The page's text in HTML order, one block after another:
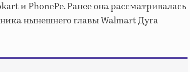
и PhonePe. Ранее она рассматривалась
нынешнего главы Walmart Дуга